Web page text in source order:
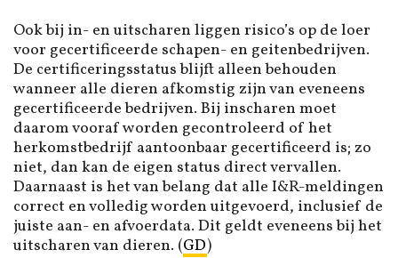
Ook bij in- en uitscharen liggen risico’s op de loer
voor gecertificeerde schapen- en geitenbedrijven.
De certificeringsstatus blijft alleen behouden
wanneer alle dieren afkomstig zijn van eveneens
gecertificeerde bedrijven. Bij inscharen moet
daarom vooraf worden gecontroleerd of het
herkomstbedrijf aantoonbaar gecertificeerd is; zo
niet, dan kan de eigen status direct vervallen.
Daarnaast is het van belang dat alle I&R-meldingen
correct en volledig worden uitgevoerd, inclusief de
juiste aan- en afvoerdata. Dit geldt eveneens bij het
uitscharen van dieren. (GD)